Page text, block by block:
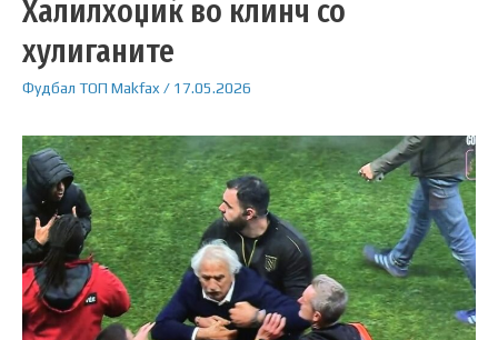
Халилхоџиќ во клинч со
хулиганите
Фудбал ТОП Makfax/ 17.05.2026